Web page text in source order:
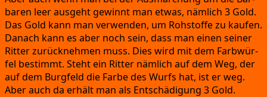
ba­ren leer aus­geht gewinnt man etwas, näm­lich 3 Gold.
Das Gold kann man ver­wen­den, um Roh­stof­fe zu kau­fen.
Danach kann es aber noch sein, dass man einen sei­ner
Rit­ter zurück­neh­men muss. Dies wird mit dem Farb­wür­
fel bestimmt. Steht ein Rit­ter näm­lich auf dem Weg, der
auf dem Burg­feld die Far­be des Wurfs hat, ist er weg.
Aber auch da erhält man als Ent­schä­di­gung 3 Gold.